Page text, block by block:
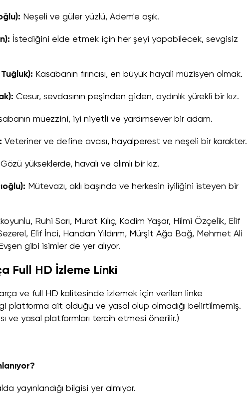
Neşeli ve güler yüzlü, Adem'e aşık.
İstediğini elde etmek için her şeyi yapabilecek, sevgisiz
Kasabanın fırıncısı, en büyük hayali müzisyen olmak.
Cesur, sevdasının peşinden giden, aydınlık yürekli bir kız.
müezzini, iyi niyetli ve yardımsever bir adam.
Veteriner ve define avcısı, hayalperest ve neşeli bir karakter.
Gözü yükseklerde, havalı ve alımlı bir kız.
Mütevazı, aklı başında ve herkesin iyiliğini isteyen bir
Ruhi Sarı, Murat Kılıç, Kadim Yaşar, Hilmi Özçelik, Elif
Elif İnci, Handan Yıldırım, Mürşit Ağa Bağ, Mehmet Ali
gibi isimler de yer alıyor.
Full HD İzleme Linki
ve full HD kalitesinde izlemek için verilen linke
platforma ait olduğu ve yasal olup olmadığı belirtilmemiş.
ve yasal platformları tercih etmesi önerilir.)
yayınlandığı bilgisi yer almıyor.